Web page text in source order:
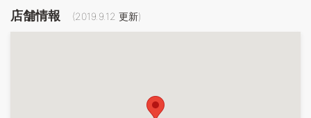
店舗情報 (2019.9.12 更新)